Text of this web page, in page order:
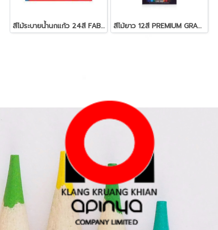
สีไม้ระบายน้ำนกแก้ว 24สี FABER-CASTELL สีไม้ยาว 12สี PREMIUM GRADE MASTER-ART